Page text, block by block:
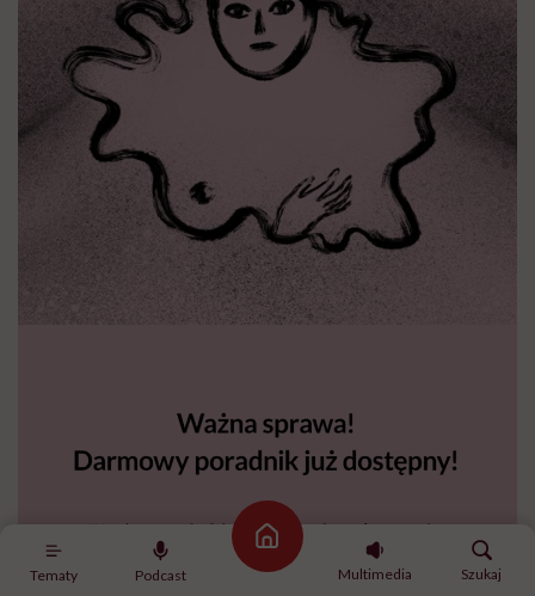
Tematy Podcast
Strona główna
Multimedia
Szukaj